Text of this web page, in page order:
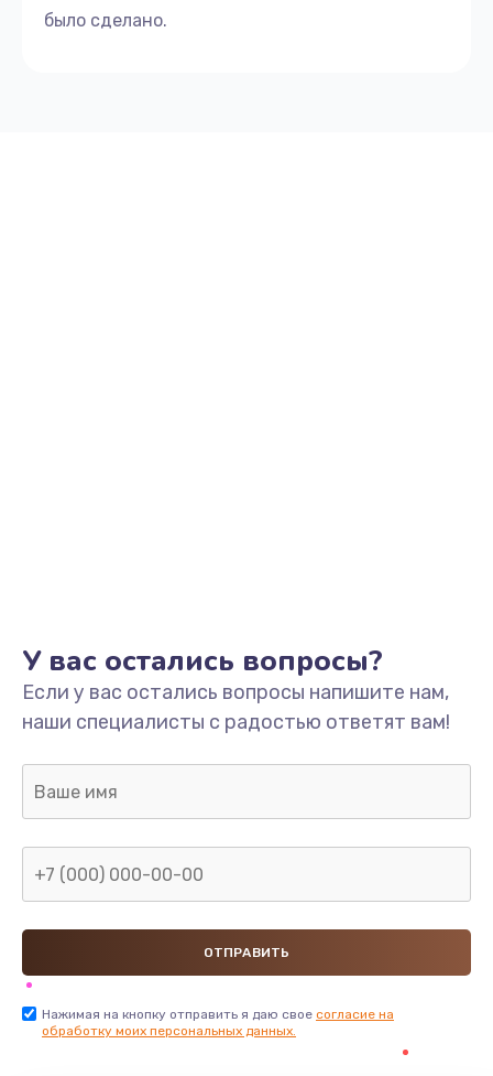
Ремонт силовой платы
1500 руб.
Заказать
Замена клапана дренажа
1500 руб.
Ремонт термоблока/пароблока
400 руб.
Заказать
было сделано.
У вас остались вопросы?
Если у вас остались вопросы напишите нам,
наши специалисты с радостью ответят вам!
Нажимая на кнопку отправить я даю свое согласие на
обработку моих персональных данных.